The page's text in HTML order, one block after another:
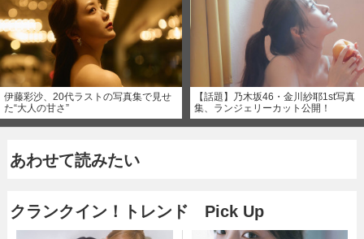
伊藤彩沙、20代ラストの写真集で見せ
た“大人の甘さ”
【話題】乃木坂46・金川紗耶1st写真
集、ランジェリーカット公開！
あわせて読みたい
クランクイン！トレンド Pick Up